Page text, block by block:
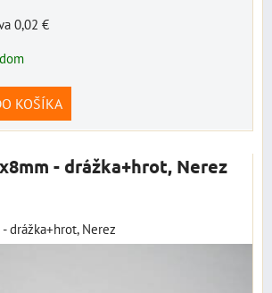
0,02 €
KOŠÍKA
- drážka+hrot, Nerez
drážka+hrot, Nerez